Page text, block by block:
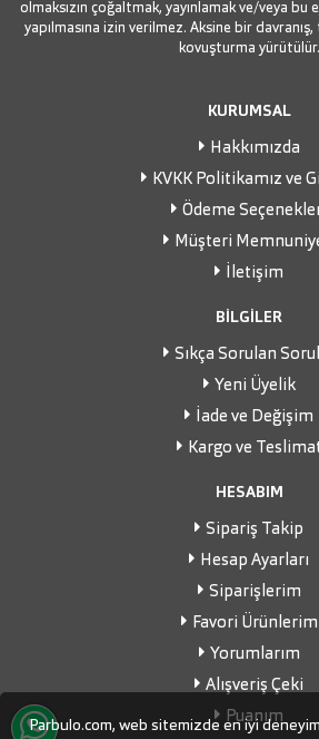
olmaksızın çoğaltmak, yayınlamak ve/veya bu
yapılmasına izin verilmez. Aksine bir
kovuşturma yürütülür.
KURUMSAL
Hakkımızda
KVKK Politikamız ve
Ödeme
Müşteri
İletişim
BİLGİLER
Sıkça Sorulan
Yeni Üyelik
İade ve Değişim
Kargo ve
HESABIM
Sipariş Takip
Hesap Ayarları
Siparişlerim
Favori Ürünlerim
Yorumlarım
Alışveriş Çeki
Puanım
Parbulo.com, web sitemizde en iyi